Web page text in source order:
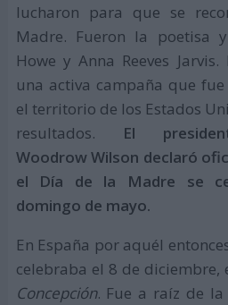
lucharon para que se
Madre. Fueron la poetisa
Howe y Anna Reeves
una activa campaña que
el territorio de los Estados
resultados.
El
Woodrow Wilson declaró
el Día de la Madre se
domingo de mayo.
En España por aquél
celebraba el 8 de diciembre,
Concepción. Fue a raíz de